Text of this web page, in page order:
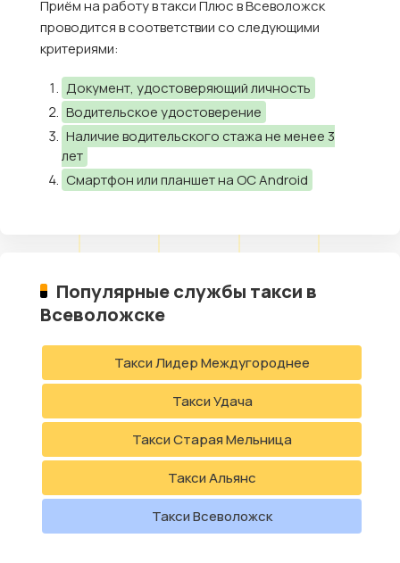
Приём на работу в такси Плюс в Всеволожск
проводится в соответствии со следующими
критериями:
Документ, удостоверяющий личность
Водительское удостоверение
Наличие водительского стажа не менее 3
лет
Смартфон или планшет на ОС Android
Популярные службы такси в
Всеволожске
Такси Лидер Междугороднее
Такси Удача
Такси Старая Мельница
Такси Альянс
Такси Всеволожск